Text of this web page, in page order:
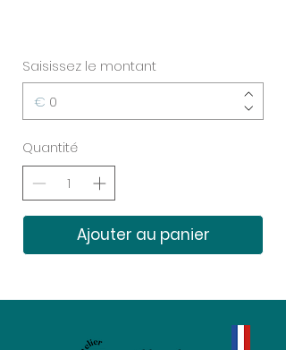
Saisissez le montant
€
Quantité
Ajouter au panier